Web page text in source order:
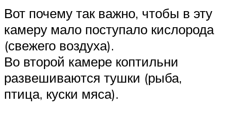
Вот почему так важно, чтобы в эту
камеру мало поступало кислорода
(свежего воздуха).
Во второй камере коптильни
развешиваются тушки (рыба,
птица, куски мяса).